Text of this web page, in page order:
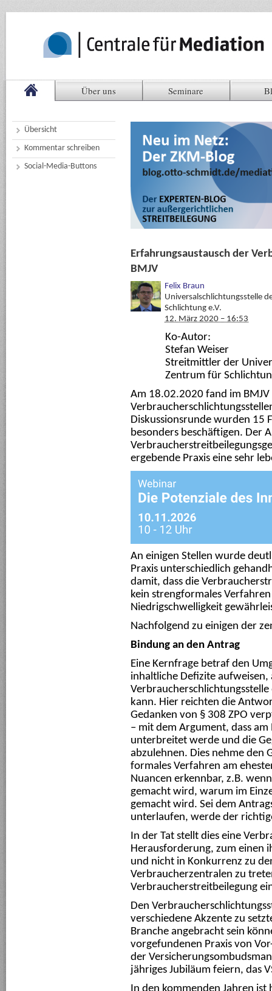
Über uns Seminare
Übersicht
Kommentar schreiben
Social-Media-Buttons
Erfahrungsaustausch der
BMJV
Felix Braun
Universalschlichtungsstelle
Schlichtung e.V.
12. März 2020 – 16:53
Ko-Autor:
Stefan Weiser
Streitmittler der
Zentrum für
Am 18.02.2020 fand im
Diskussionsrunde wurden 15
besonders beschäftigen. Der
ergebende Praxis eine sehr
An einigen Stellen wurde
Praxis unterschiedlich
damit, dass die
kein strengformales
Niedrigschwelligkeit
Nachfolgend zu einigen der
Bindung an den Antrag
Eine Kernfrage betraf den
inhaltliche Defizite
kann. Hier reichten die
Gedanken von § 308 ZPO
– mit dem Argument, dass am
unterbreitet werde und die
abzulehnen. Dies nehme den
formales Verfahren am
Nuancen erkennbar, z.B.
gemacht wird, warum im
gemacht wird. Sei dem
unterlaufen, werde der
In der Tat stellt dies eine
Herausforderung, zum einen
und nicht in Konkurrenz zu
Verbraucherzentralen zu
Verbraucherstreitbeilegung
Den
verschiedene Akzente zu
Branche angebracht sein
vorgefundenen Praxis von
der
jähriges Jubiläum feiern, das